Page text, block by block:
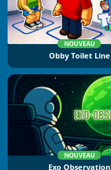
NOUVEAU
Obby Toilet Line
NOUVEAU
Exo Observation